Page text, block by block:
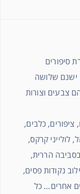
סיפורים
ישנם שלושה
צבעים וצורות
ציפורים, כלבים,
לולייני קרקס,
הררית,
נקודות פסים,
אחרים… כל